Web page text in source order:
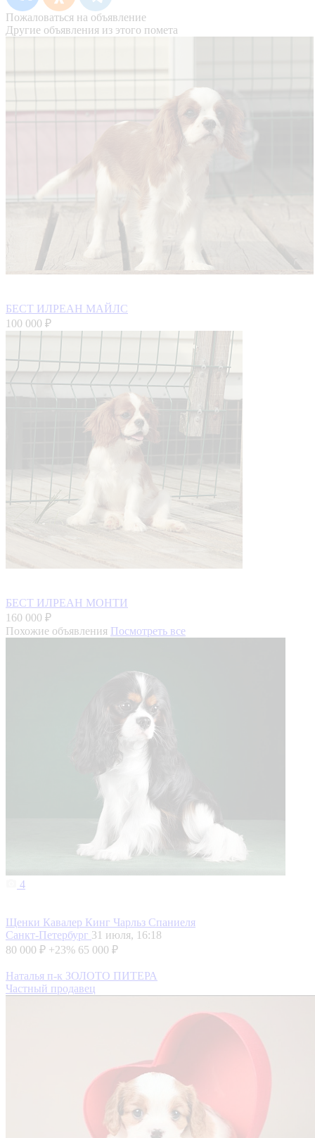
Пожаловаться на объявление
Другие объявления из этого помета
БЕСТ ИЛРЕАН МАЙЛС
100 000 ₽
БЕСТ ИЛРЕАН МОНТИ
160 000 ₽
Похожие объявления Посмотреть все
4
Щенки Кавалер Кинг Чарльз Спаниеля
Санкт-Петербург 31 июля, 16:18
80 000 ₽ +23% 65 000 ₽
Наталья п-к ЗОЛОТО ПИТЕРА
Частный продавец